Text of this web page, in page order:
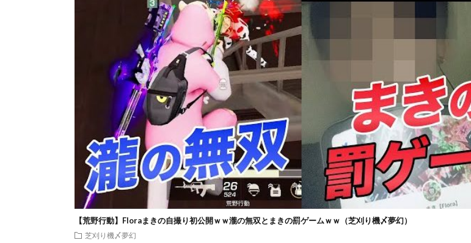
【荒野行動】Floraまきの自撮り初公開ｗｗ瀧の無双とまきの罰ゲームｗｗ（芝刈り機〆夢幻）
芝刈り機〆夢幻